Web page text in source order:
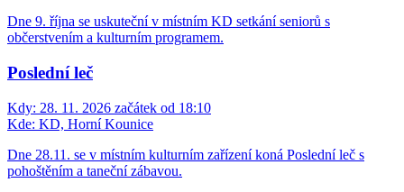
Dne 9. října se uskuteční v místním KD setkání seniorů s
občerstvením a kulturním programem.
Poslední leč
Kdy: 28. 11. 2026 začátek od 18:10
Kde: KD, Horní Kounice
Dne 28.11. se v místním kulturním zařízení koná Poslední leč s
pohoštěním a taneční zábavou.